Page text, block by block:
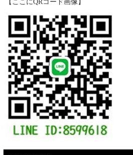
【ここにQRコード画像】